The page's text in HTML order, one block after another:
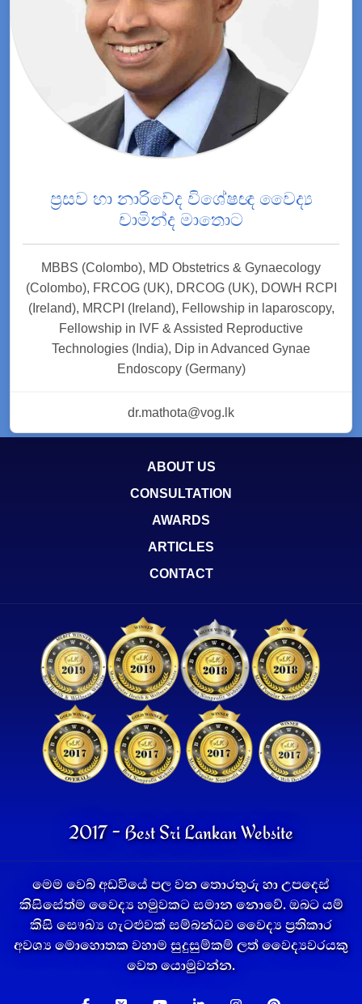
ප්‍රසව හා නාරිවේද විශේෂඥ වෛද්‍ය
චාමින්ද මාතොට
MBBS (Colombo), MD Obstetrics & Gynaecology
(Colombo), FRCOG (UK), DRCOG (UK), DOWH RCPI
(Ireland), MRCPI (Ireland), Fellowship in laparoscopy,
Fellowship in IVF & Assisted Reproductive
Technologies (India), Dip in Advanced Gynae
Endoscopy (Germany)
dr.mathota@vog.lk
ABOUT US
CONSULTATION
AWARDS
ARTICLES
CONTACT
2017 - Best Sri Lankan Website
මෙම වෙබ් අඩවියේ පල වන තොරතුරු හා උපදෙස්
කිසිසේත්ම වෛද්‍ය හමුවකට සමාන නොවේ. ඔබට යම්
කිසි සෞඛ්‍ය ගැටළුවක් සම්බන්ධව වෛද්‍ය ප්‍රතිකාර
අවශ්‍ය මොහොතක වහාම සුදුසුම්කම් ලත් වෛද්‍යවරයකු
වෙත යොමුවන්න.